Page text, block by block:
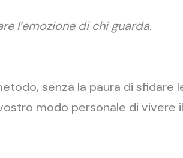
l’emozione di chi guarda.
senza la paura di sfidare
modo personale di vivere il